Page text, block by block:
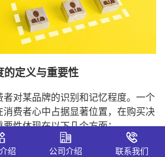
定义与重要性
对某品牌的识别和记忆程度。一个
费者心中占据显著位置，在购买决
性体现在以下几个方面：
知名品牌通常被视为更可靠和值得
绍 公司介绍 联系我们